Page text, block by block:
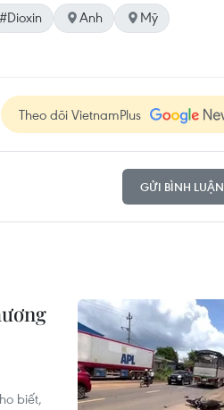
#Dioxin Anh
Mỹ
Theo dõi VietnamPlus
GỬI BÌNH LUẬN
biết,